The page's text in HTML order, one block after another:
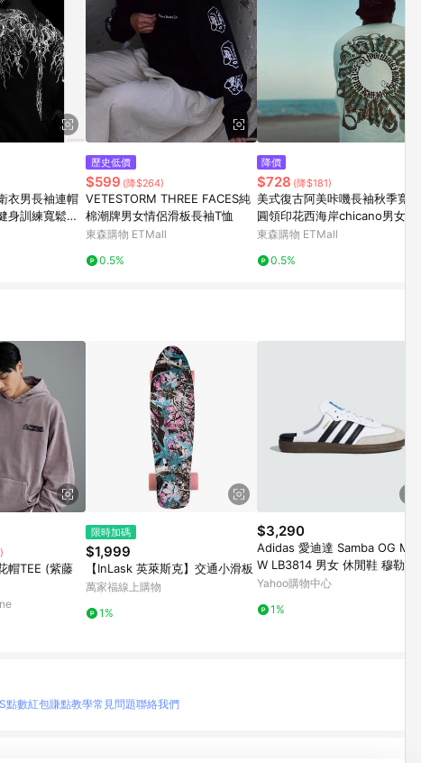
不適用於無回饋商品。各點數紅包之適用商品與使用條件請依點數
衣男長袖連帽
身訓練寬鬆大
歷史低價
$599 (降$264)
VETESTORM THREE FACES純
棉潮牌男女情侶滑板長袖T恤
東森購物 ETMall
0.5%
降價
$728 (降$181)
美式復古阿美咔嘰長袖秋季寬松
圓領印花西海岸chicano男女衛
衣潮
東森購物 ETMall
0.5%
帽TEE (紫藤
限時加碼
$1,999
【InLask 英萊斯克】交通小滑板
萬家福線上購物
1%
$3,290
Adidas 愛迪達 Samba OG Mule
W LB3814 男女 休閒鞋 穆勒鞋
滑板 德訓鞋 復古 白 黑
Yahoo購物中心
1%
點數紅包賺點教學常見問題聯絡我們